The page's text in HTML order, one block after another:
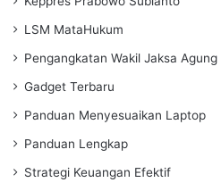
LSM MataHukum
Pengangkatan Wakil Jaksa Agung
Gadget Terbaru
Panduan Menyesuaikan Laptop
Panduan Lengkap
Strategi Keuangan Efektif